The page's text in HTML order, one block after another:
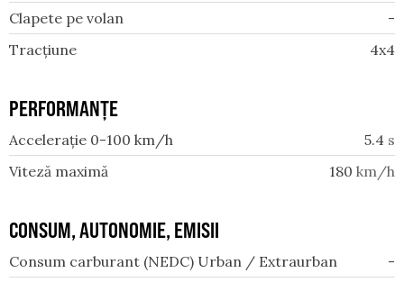
Clapete pe volan
-
Tracțiune
4x4
PERFORMANȚE
Accelerație 0-100 km/h 5.4 s
Viteză maximă
180 km/h
CONSUM, AUTONOMIE, EMISII
Consum carburant (NEDC) Urban / Extraurban
-